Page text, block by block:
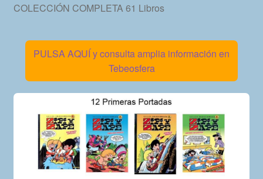
COLECCIÓN COMPLETA 61 Libros
PULSA AQUÍ y consulta amplia información en
Tebeosfera